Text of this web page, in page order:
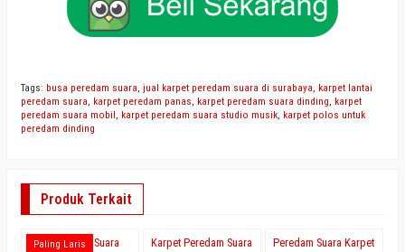
Tags: busa peredam suara, jual karpet peredam suara di surabaya, karpet lantai
peredam suara, karpet peredam panas, karpet peredam suara dinding, karpet
peredam suara mobil, karpet peredam suara studio musik, karpet polos untuk
peredam dinding
Produk Terkait
Paling Laris
Jual Peredam Suara
Karpet Peredam Suara
Peredam Suara Karpet